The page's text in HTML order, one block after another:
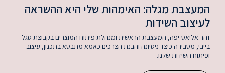
המעצבת מגלה: האימהוּת שלי היא ההשראה
לעיצוב השידות
זהר אליאס-יפה, המעצבת הראשית ומנהלת פיתוח המוצרים בקבוצת סגל
בייבי, מסבירה כיצד ניסיונה והבנת הצרכים כאמא מתבטא בתכנון, עיצוב
ופיתוח השידות שלנו.